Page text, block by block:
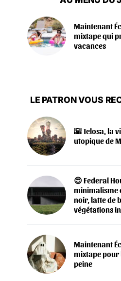
Maintenant
mixtape qui
vacances
LE PATRON VOUS
🌇 Telosa, la
utopique de
😍 Federal
minimalisme
noir, latte de
végétations
Maintenant
mixtape pour
peine